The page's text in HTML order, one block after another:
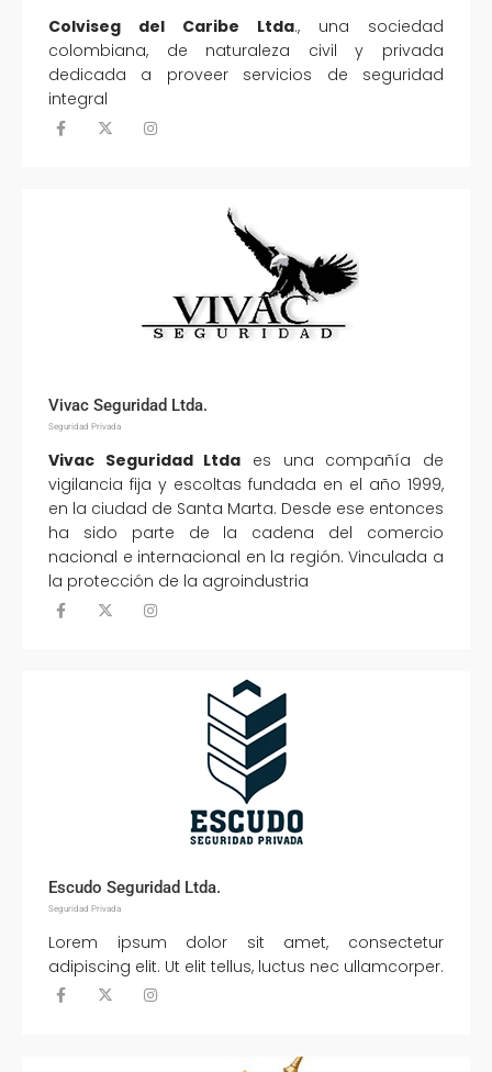
Colviseg del Caribe Ltda., una sociedad
colombiana, de naturaleza civil y privada
dedicada a proveer servicios de seguridad
integral
Vivac Seguridad Ltda.
Seguridad Privada
Vivac Seguridad Ltda es una compañía de
vigilancia fija y escoltas fundada en el año 1999,
en la ciudad de Santa Marta. Desde ese entonces
ha sido parte de la cadena del comercio
nacional e internacional en la región. Vinculada a
la protección de la agroindustria
Escudo Seguridad Ltda.
Seguridad Privada
Lorem ipsum dolor sit amet, consectetur
adipiscing elit. Ut elit tellus, luctus nec ullamcorper.